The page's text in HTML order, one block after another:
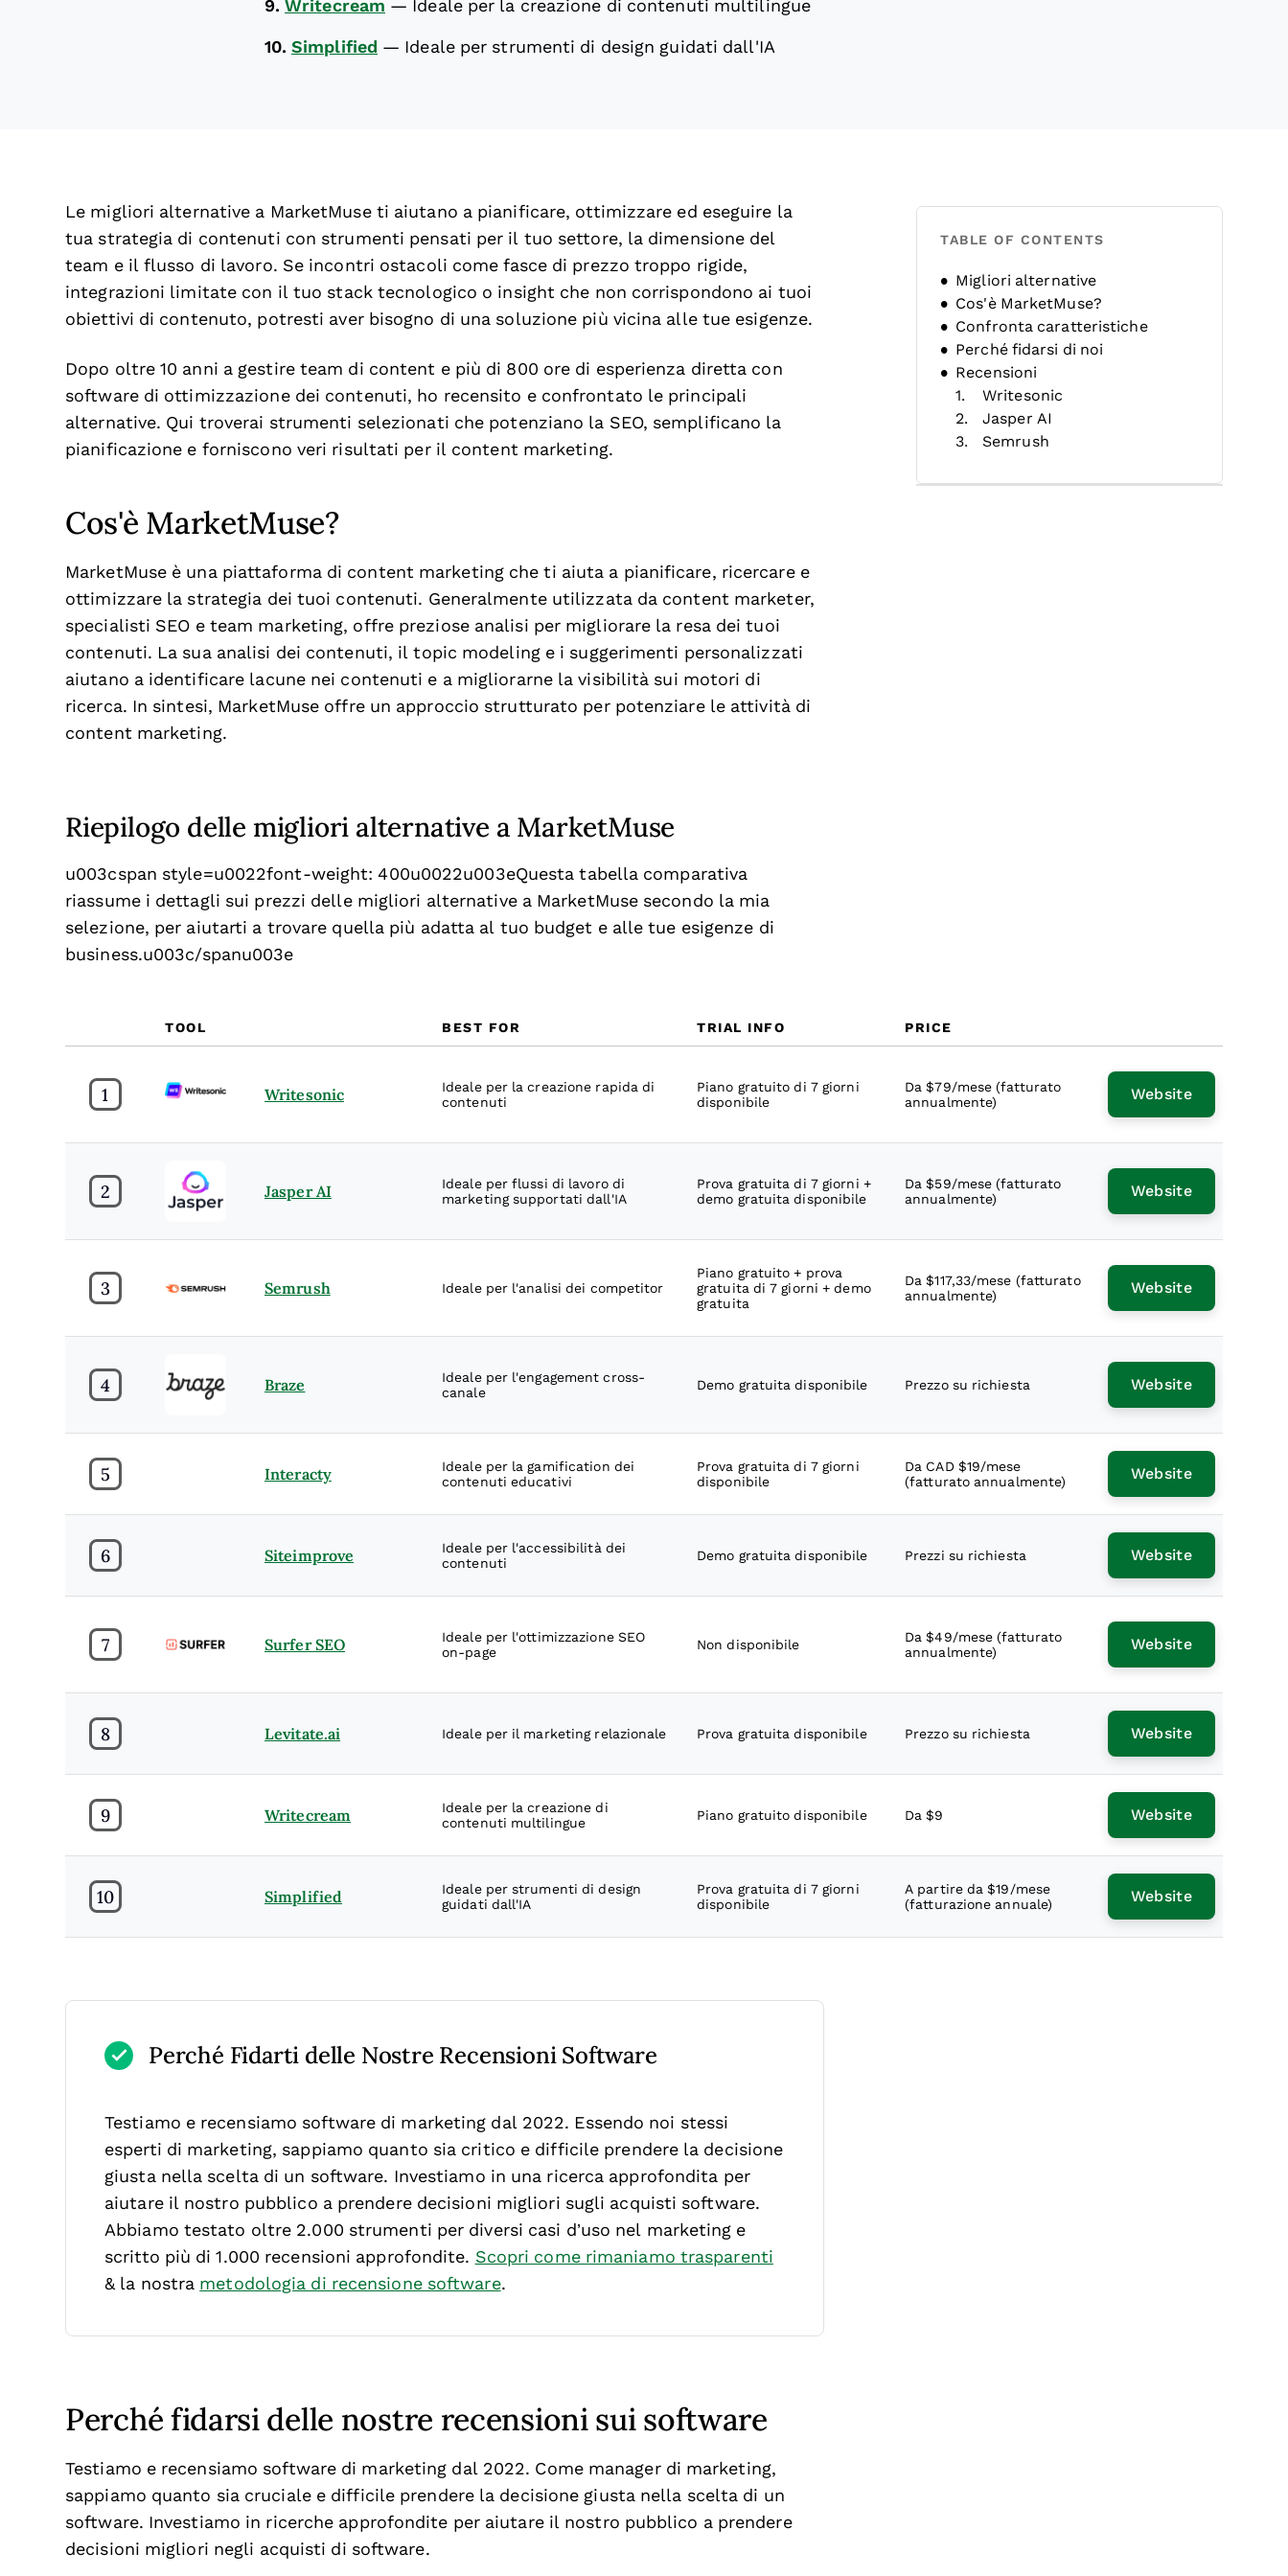
9. Writecream — Ideale per la creazione di contenuti multilingue
10. Simplified — Ideale per strumenti di design guidati dall'IA
Le migliori alternative a MarketMuse ti aiutano a pianificare, ottimizzare ed eseguire la
tua strategia di contenuti con strumenti pensati per il tuo settore, la dimensione del
team e il flusso di lavoro. Se incontri ostacoli come fasce di prezzo troppo rigide,
integrazioni limitate con il tuo stack tecnologico o insight che non corrispondono ai tuoi
obiettivi di contenuto, potresti aver bisogno di una soluzione più vicina alle tue esigenze.
Dopo oltre 10 anni a gestire team di content e più di 800 ore di esperienza diretta con
software di ottimizzazione dei contenuti, ho recensito e confrontato le principali
alternative. Qui troverai strumenti selezionati che potenziano la SEO, semplificano la
pianificazione e forniscono veri risultati per il content marketing.
Cos'è MarketMuse?
MarketMuse è una piattaforma di content marketing che ti aiuta a pianificare, ricercare e
ottimizzare la strategia dei tuoi contenuti. Generalmente utilizzata da content marketer,
specialisti SEO e team marketing, offre preziose analisi per migliorare la resa dei tuoi
contenuti. La sua analisi dei contenuti, il topic modeling e i suggerimenti personalizzati
aiutano a identificare lacune nei contenuti e a migliorarne la visibilità sui motori di
ricerca. In sintesi, MarketMuse offre un approccio strutturato per potenziare le attività di
content marketing.
Riepilogo delle migliori alternative a MarketMuse
u003cspan style=u0022font-weight: 400u0022u003eQuesta tabella comparativa
riassume i dettagli sui prezzi delle migliori alternative a MarketMuse secondo la mia
selezione, per aiutarti a trovare quella più adatta al tuo budget e alle tue esigenze di
business.u003c/spanu003e
TOOL BEST FOR TRIAL INFO PRICE
1 Writesonic
Ideale per la creazione rapida di
contenuti
Piano gratuito di 7 giorni
disponibile
Da $79/mese (fatturato
annualmente)
Website
2 Jasper AI
Ideale per flussi di lavoro di
marketing supportati dall'IA
Prova gratuita di 7 giorni +
demo gratuita disponibile
Da $59/mese (fatturato
annualmente)
Website
3 Semrush Ideale per l'analisi dei competitor
Piano gratuito + prova
gratuita di 7 giorni + demo
gratuita
Da $117,33/mese (fatturato
annualmente)
Website
4 Braze
Ideale per l'engagement cross-
canale
Demo gratuita disponibile Prezzo su richiesta Website
5 Interacty
Ideale per la gamification dei
contenuti educativi
Prova gratuita di 7 giorni
disponibile
Da CAD $19/mese
(fatturato annualmente)
Website
6 Siteimprove
Ideale per l'accessibilità dei
contenuti
Demo gratuita disponibile Prezzi su richiesta Website
7 Surfer SEO
Ideale per l'ottimizzazione SEO
on-page
Non disponibile
Da $49/mese (fatturato
annualmente)
Website
8 Levitate.ai Ideale per il marketing relazionale Prova gratuita disponibile Prezzo su richiesta Website
9 Writecream
Ideale per la creazione di
contenuti multilingue
Piano gratuito disponibile Da $9 Website
10 Simplified
Ideale per strumenti di design
guidati dall'IA
Prova gratuita di 7 giorni
disponibile
A partire da $19/mese
(fatturazione annuale)
Website
Perché Fidarti delle Nostre Recensioni Software
Testiamo e recensiamo software di marketing dal 2022. Essendo noi stessi
esperti di marketing, sappiamo quanto sia critico e difficile prendere la decisione
giusta nella scelta di un software. Investiamo in una ricerca approfondita per
aiutare il nostro pubblico a prendere decisioni migliori sugli acquisti software.
Abbiamo testato oltre 2.000 strumenti per diversi casi d’uso nel marketing e
scritto più di 1.000 recensioni approfondite. Scopri come rimaniamo trasparenti
& la nostra metodologia di recensione software.
Perché fidarsi delle nostre recensioni sui software
Testiamo e recensiamo software di marketing dal 2022. Come manager di marketing,
sappiamo quanto sia cruciale e difficile prendere la decisione giusta nella scelta di un
software. Investiamo in ricerche approfondite per aiutare il nostro pubblico a prendere
decisioni migliori negli acquisti di software.
TABLE OF CONTENTS
Migliori alternative
Cos'è MarketMuse?
Confronta caratteristiche
Perché fidarsi di noi
Recensioni
Writesonic
Jasper AI
Semrush
Interacty